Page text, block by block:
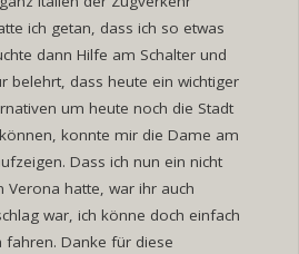
ich getan, dass ich so etwas
dann Hilfe am Schalter und
belehrt, dass heute ein wichtiger
um heute noch die Stadt
konnte mir die Dame am
Dass ich nun ein nicht
Verona hatte, war ihr auch
war, ich könne doch einfach
Danke für diese